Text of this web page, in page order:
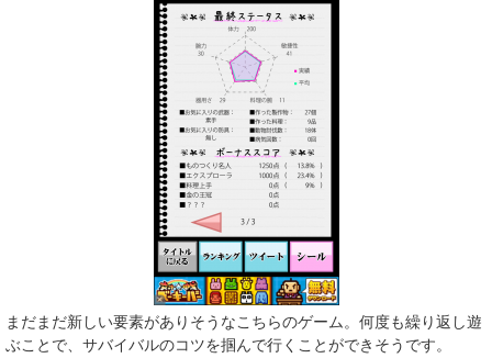
まだまだ新しい要素がありそうなこちらのゲーム。何度も繰り返し遊
ぶことで、サバイバルのコツを掴んで行くことができそうです。